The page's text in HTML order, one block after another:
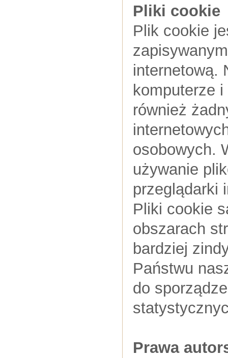
Pliki cookie
Plik cookie
internetową.
komputerze
również
osobowych.
używanie
przeglądarki
Pliki cookie
obszarach
bardziej
Państwu
do
Prawa